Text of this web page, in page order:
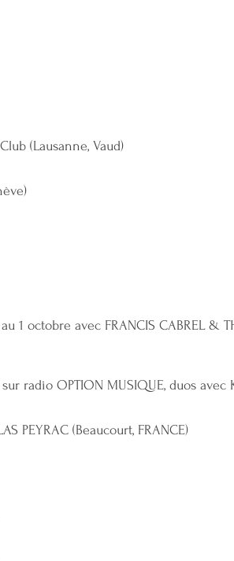
(Lausanne, Vaud)
1 octobre avec FRANCIS CABREL &
radio OPTION MUSIQUE, duos avec
PEYRAC (Beaucourt, FRANCE)